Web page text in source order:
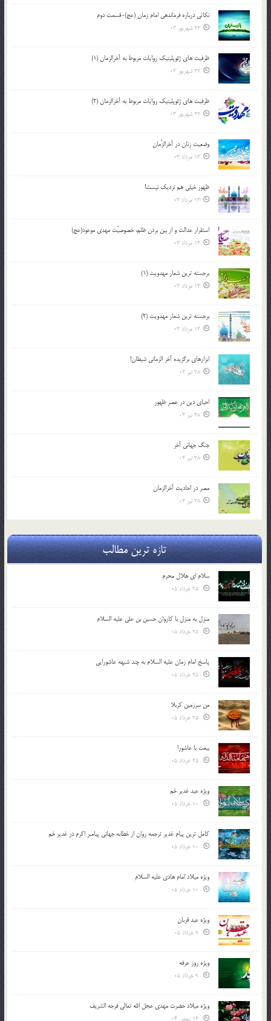
نکاتى درباره فرماندهى امام زمان (عج)-قسمت دوم
22 شهریور 03
ظرفیت های ژئوپلیتیک روایات مربوط به آخرالزمان (1)
22 شهریور 03
ظرفیت های ژئوپلیتیک روایات مربوط به آخرالزمان (2)
22 شهریور 03
وضعیت زنان در آخرالزّمان
13 مرداد 03
ظهور خیلی هم نزدیک نیست!
13 مرداد 03
استقرار عدالت و از بين بردن ظلم، خصوصيّت مهدي موعود(عج)
13 مرداد 03
برجسته ترين شعار مهدويت (1)
13 مرداد 03
برجسته ترين شعار مهدويت (2)
13 مرداد 03
ابزارهاي برگزيده آخر الزماني شيطان!
28 تیر 03
احياي دين در عصر ظهور
28 تیر 03
جنگ جهاني آخر
28 تیر 03
مصر در احادیث آخرالزمان
28 تیر 03
تازه ترین مطالب
سلام ای هلال محرم
منزل به منزل با کاروان حسین بن علی علیه السلام
پاسخ امام زمان علیه السلام به چند شبهه عاشورایی
من سرزمین کربلا
بیعت با عاشورا
ویژه عید غدیر خم
کامل ترین پیام غدیر ترجمه روان از خطابه جهانی پیامبر اکرم در غدیر خم
ویژه میلاد امام هادی علیه السلام
ویژه عید قربان
ویژه روز عرفه
ویژه میلاد حضرت مهدی عجل الله تعالی فرجه الشريف